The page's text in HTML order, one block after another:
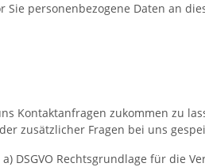
personenbezogene Daten an
Kontaktanfragen zukommen zu
zusätzlicher Fragen bei uns
DSGVO Rechtsgrundlage für die